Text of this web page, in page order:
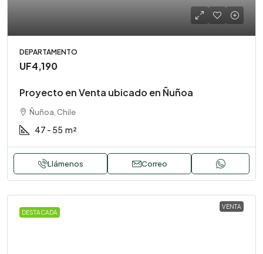
DEPARTAMENTO
UF4,190
Proyecto en Venta ubicado en Ñuñoa
Ñuñoa, Chile
47 - 55 m²
Llámenos Correo
DESTACADA
VENTA